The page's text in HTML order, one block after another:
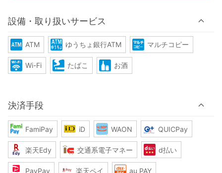
設備・取り扱いサービス
ATM ゆうちょ銀行ATM マルチコピー
Wi-Fi たばこ お酒
決済手段
FamiPay iD WAON QUICPay
楽天Edy 交通系電子マネー d払い
PayPay 楽天ペイ au PAY